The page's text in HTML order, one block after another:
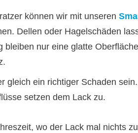
können wir mit unseren
Dellen oder Hagelschäden
bleiben nur eine glatte
gleich ein richtiger Schaden
setzen dem Lack zu.
wo der Lack mal nichts